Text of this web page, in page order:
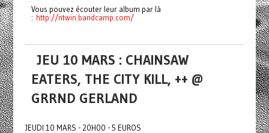
Vous pouvez écouter leur album par là
: http://ntwin.bandcamp.com/
JEU 10 MARS : CHAINSAW
EATERS, THE CITY KILL, ++ @
GRRND GERLAND
JEUDI 10 MARS - 20H00 - 5 EUROS